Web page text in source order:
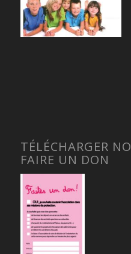
TÉLÉCHARGER
FAIRE UN DON